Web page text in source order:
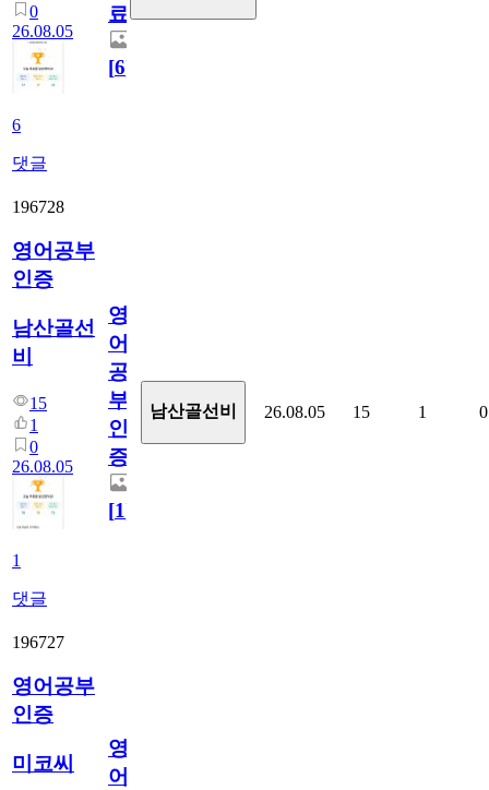
0
26.08.05
6
댓글
료
[6]
196728
영어공부
인증
남산골선
비
15
1
0
26.08.05
1
댓글
영
어
공
부
인
증
[1]
남산골선비 26.08.05 15 1 0
196727
영어공부
인증
미코씨
영
어